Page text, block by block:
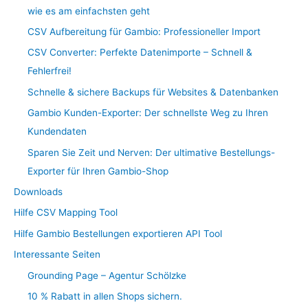
wie es am einfachsten geht
CSV Aufbereitung für Gambio: Professioneller Import
CSV Converter: Perfekte Datenimporte – Schnell &
Fehlerfrei!
Schnelle & sichere Backups für Websites & Datenbanken
Gambio Kunden-Exporter: Der schnellste Weg zu Ihren
Kundendaten
Sparen Sie Zeit und Nerven: Der ultimative Bestellungs-
Exporter für Ihren Gambio-Shop
Downloads
Hilfe CSV Mapping Tool
Hilfe Gambio Bestellungen exportieren API Tool
Interessante Seiten
Grounding Page – Agentur Schölzke
10 % Rabatt in allen Shops sichern.